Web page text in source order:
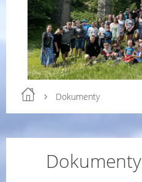
Dokumenty
Dokumenty